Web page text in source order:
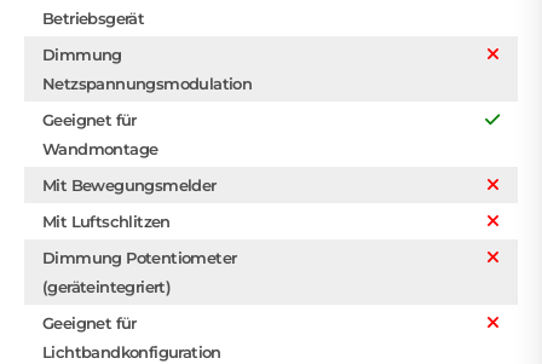
Betriebsgerät
Dimmung
Netzspannungsmodulation
Geeignet für
Wandmontage
Mit Bewegungsmelder
Mit Luftschlitzen
Dimmung Potentiometer
(geräteintegriert)
Geeignet für
Lichtbandkonfiguration